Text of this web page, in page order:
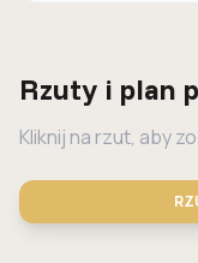
Rzuty i plan
Kliknij na rzut, aby